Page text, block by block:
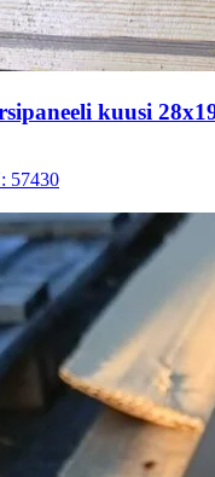
kuusi
57430